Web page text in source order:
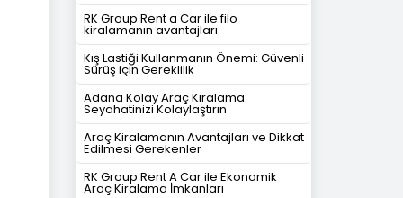
RK Group Rent a Car ile filo
kiralamanın avantajları
Kış Lastiği Kullanmanın Önemi: Güvenli
Sürüş için Gereklilik
Adana Kolay Araç Kiralama:
Seyahatinizi Kolaylaştırın
Araç Kiralamanın Avantajları ve Dikkat
Edilmesi Gerekenler
RK Group Rent A Car ile Ekonomik
Araç Kiralama İmkanları